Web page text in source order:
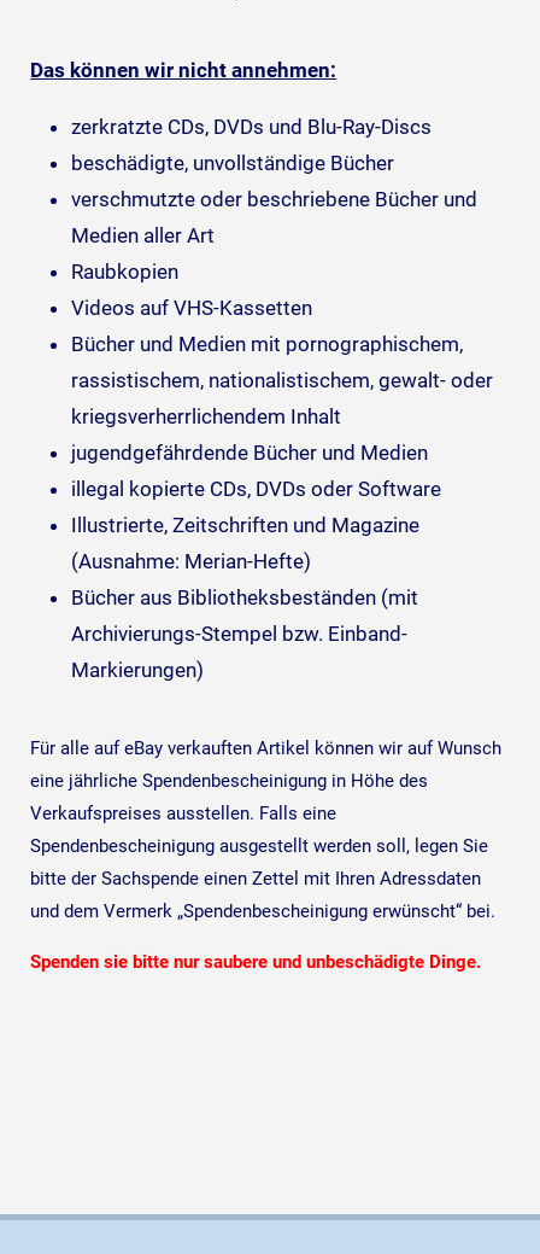
Das können wir nicht annehmen:
zerkratzte CDs, DVDs und Blu-Ray-Discs
beschädigte, unvollständige Bücher
verschmutzte oder beschriebene Bücher und
Medien aller Art
Raubkopien
Videos auf VHS-Kassetten
Bücher und Medien mit pornographischem,
rassistischem, nationalistischem, gewalt- oder
kriegsverherrlichendem Inhalt
jugendgefährdende Bücher und Medien
illegal kopierte CDs, DVDs oder Software
Illustrierte, Zeitschriften und Magazine
(Ausnahme: Merian-Hefte)
Bücher aus Bibliotheksbeständen (mit
Archivierungs-Stempel bzw. Einband-
Markierungen)
Für alle auf eBay verkauften Artikel können wir auf Wunsch
eine jährliche Spendenbescheinigung in Höhe des
Verkaufspreises ausstellen. Falls eine
Spendenbescheinigung ausgestellt werden soll, legen Sie
bitte der Sachspende einen Zettel mit Ihren Adressdaten
und dem Vermerk „Spendenbescheinigung erwünscht“ bei.
Spenden sie bitte nur saubere und unbeschädigte Dinge.